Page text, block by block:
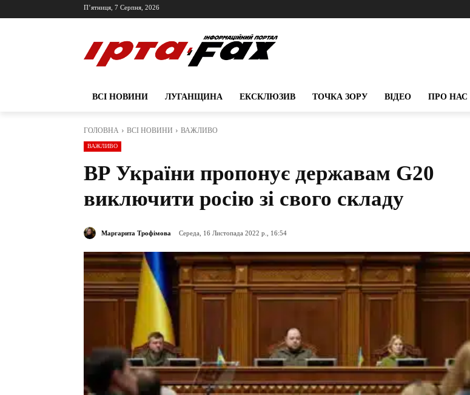
П’ятниця, 7 Серпня, 2026
ВСІ НОВИНИ ЛУГАНЩИНА ЕКСКЛЮЗИВ ТОЧКА ЗОРУ ВІДЕО ПРО НАС
ГОЛОВНА ВСІ НОВИНИ ВАЖЛИВО
ВАЖЛИВО
ВР України пропонує державам G20
виключити росію зі свого складу
Маргарита Трофімова Середа, 16 Листопада 2022 р., 16:54